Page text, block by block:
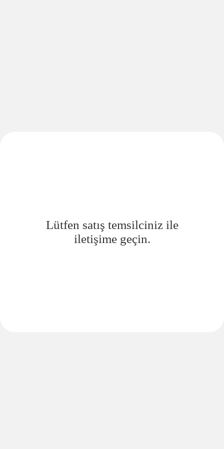
Lütfen satış temsilciniz ile
iletişime geçin.